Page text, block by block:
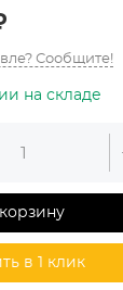
Сообщите!
на складе
в 1 клик